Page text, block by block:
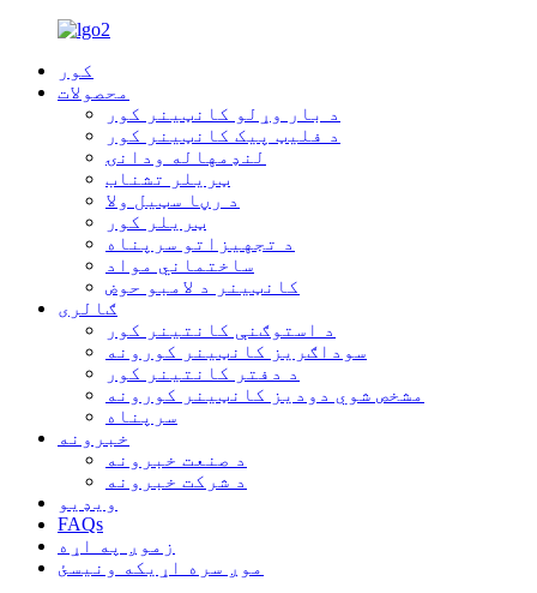
کور
محصولات
د بار وړلو کانټینر کور
د فلیټ پیک کانټینر کور
لنډمهاله ودانۍ
ټریلر تشناب
د رڼا سټیل ولا
ټریلر کور
د تجهیزاتو سرپناه
ساختماني مواد
کانټینر د لامبو حوض
ګالری
د استوګنې کانتینر کور
سوداګریز کانټینر کورونه
د دفتر کانتینر کور
مشخص شوي دودیز کانټینر کورونه
سرپناه
خبرونه
د صنعت خبرونه
د شرکت خبرونه
ویډیو
FAQs
زموږ په اړه
موږ سره اړیکه ونیسئ